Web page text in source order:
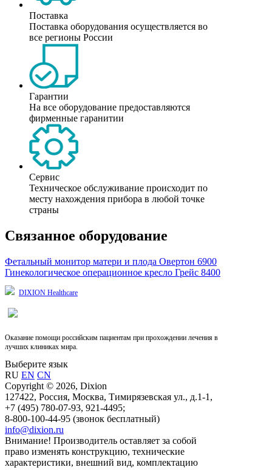
Поставка
Поставка оборудования осуществляется во
все регионы России
Гарантии
На все оборудование предоставляются
фирменные гаранитии
Сервис
Техническое обслуживание происходит по
месту нахождения прибора в любой точке
страны
Связанное оборудование
Фетальный монитор матери и плода Овертон 6900
Гинекологическое операционное кресло Грейс 8400
DIXION Healthcare
Оказание помощи российским пациентам при прохождении лечения в
лучших клиниках мира.
Выберите язык
RU EN CN
Copyright © 2026, Dixion
127422, Россия, Москва, Тимирязевская ул., д.1-1,
+7 (495) 780-07-93, 921-4495;
8-800-100-44-95 (звонок бесплатный)
info@dixion.ru
Внимание! Производитель оставляет за собой
право изменять конструкцию, технические
характеристики, внешний вид, комплектацию